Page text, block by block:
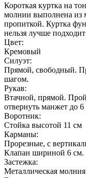
Короткая куртка на
молнии выполнена из
пропиткой. Куртка
нельзя лучше
Цвет:
Кремовый
Силуэт:
Прямой, свободный.
шагом.
Рукав:
Втачной, прямой.
отвернуть манжет до 6
Воротник:
Стойка высотой 11 см
Карманы:
Прорезные, с
Клапан шириной 6 см.
Застежка:
Металлическая